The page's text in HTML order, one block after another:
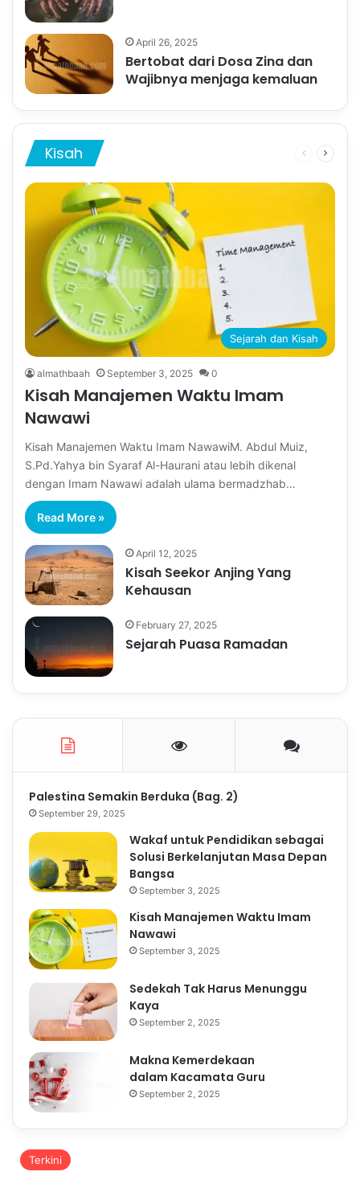
April 26, 2025
Bertobat dari Dosa Zina dan
Wajibnya menjaga kemaluan
Kisah
Previous
Next
Sejarah dan Kisah
almathbaah September 3, 2025 0
Kisah Manajemen Waktu Imam
Nawawi
Kisah Manajemen Waktu Imam NawawiM. Abdul Muiz,
S.Pd.Yahya bin Syaraf Al-Haurani atau lebih dikenal
dengan Imam Nawawi adalah ulama bermadzhab…
Read More »
April 12, 2025
Kisah Seekor Anjing Yang
Kehausan
February 27, 2025
Sejarah Puasa Ramadan
Palestina Semakin Berduka (Bag. 2)
September 29, 2025
Wakaf untuk Pendidikan sebagai
Solusi Berkelanjutan Masa Depan
Bangsa
September 3, 2025
Kisah Manajemen Waktu Imam
Nawawi
September 3, 2025
Sedekah Tak Harus Menunggu
Kaya
September 2, 2025
Makna Kemerdekaan
dalam Kacamata Guru
September 2, 2025
Terkini